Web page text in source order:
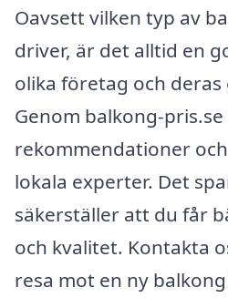
Oavsett vilken typ av
driver, är det alltid en
olika företag och
Genom balkong-
rekommendationer
lokala experter. Det
säkerställer att du får
och kvalitet. Kontakta
resa mot en ny